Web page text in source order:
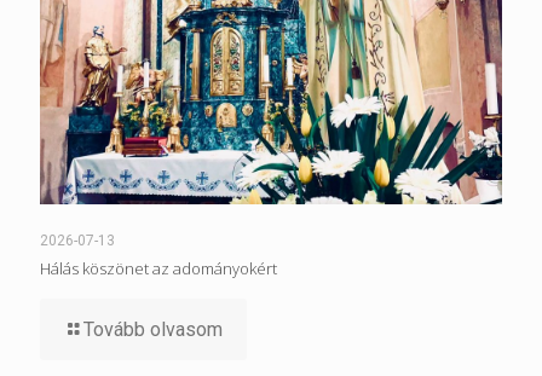
2026-07-13
Hálás köszönet az adományokért
Tovább olvasom